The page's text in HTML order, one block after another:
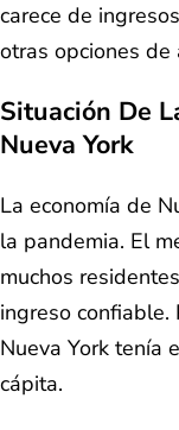
carece de
otras opciones de
Situación De
Nueva York
La economía de
la pandemia. El
muchos
ingreso
Nueva York tenía
cápita.